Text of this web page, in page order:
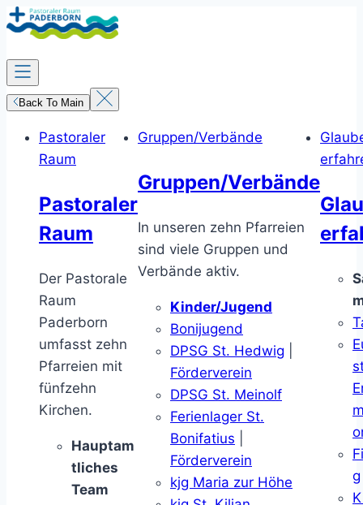
Zum
Inhalt
springen
Back To Main
Pastoraler
Raum
Pastoraler
Raum
Der Pastorale
Raum
Paderborn
umfasst zehn
Pfarreien mit
fünfzehn
Kirchen.
Hauptam
tliches
Team
Gruppen/Verbände
Gruppen/Verbände
In unseren zehn Pfarreien
sind viele Gruppen und
Verbände aktiv.
Kinder/Jugend
Bonijugend
DPSG St. Hedwig
Förderverein
DPSG St. Meinolf
Ferienlager St.
Bonifatius
Förderverein
kjg Maria zur Höhe
g